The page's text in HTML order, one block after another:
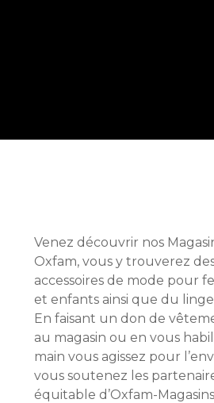
Venez découvrir nos
Oxfam, vous y trouverez
accessoires de mode pour
et enfants ainsi que du
En faisant un don de
au magasin ou en vous
main vous agissez pour
vous soutenez les
équitable d’Oxfam-